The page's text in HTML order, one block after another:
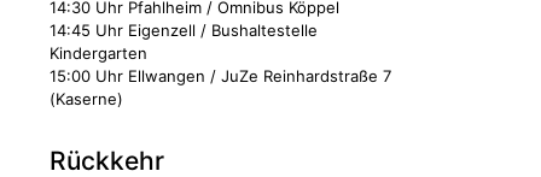
14:30 Uhr Pfahlheim / Omnibus Köppel
14:45 Uhr Eigenzell / Bushaltestelle
Kindergarten
15:00 Uhr Ellwangen / JuZe Reinhardstraße 7
(Kaserne)
Rückkehr